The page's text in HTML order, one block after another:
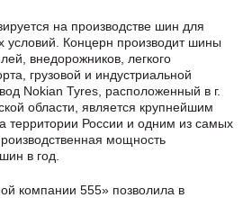
на производстве шин для
условий. Концерн производит шины
внедорожников, легкого
грузовой и индустриальной
Nokian Tyres, расположенный в г.
области, является крупнейшим
территории России и одним из самых
мощность
в год.
компании 555» позволила в